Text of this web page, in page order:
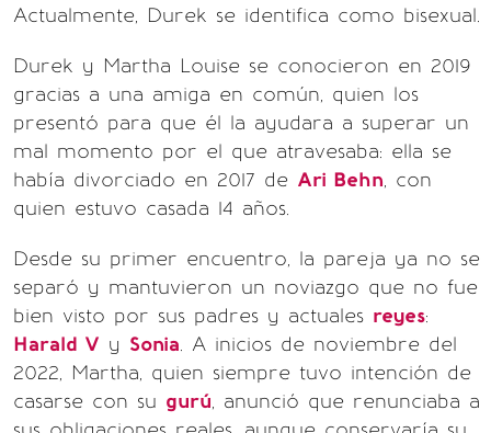
Actualmente, Durek se identifica como bisexual.
Durek y Martha Louise se conocieron en 2019
gracias a una amiga en común, quien los
presentó para que él la ayudara a superar un
mal momento por el que atravesaba: ella se
había divorciado en 2017 de Ari Behn, con
quien estuvo casada 14 años.
Desde su primer encuentro, la pareja ya no se
separó y mantuvieron un noviazgo que no fue
bien visto por sus padres y actuales reyes:
Harald V y Sonia. A inicios de noviembre del
2022, Martha, quien siempre tuvo intención de
casarse con su gurú, anunció que renunciaba a